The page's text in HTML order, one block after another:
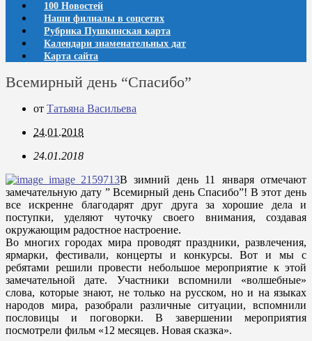
100 Новостей
Наши филиалы в соцсетях
Рубрика Пушкинская карта
Календари знаменательных дат
Карта сайта
Всемирный день “Спасибо”
от Татьяна Васильева
24.01.2018
24.01.2018
В зимний день 11 января отмечают
замечательную дату ” Всемирный день Спасибо”! В этот день
все искренне благодарят друг друга за хорошие дела и
поступки, уделяют чуточку своего внимания, создавая
окружающим радостное настроение.
Во многих городах мира проводят праздники, развлечения,
ярмарки, фестивали, концерты и конкурсы. Вот и мы с
ребятами решили провести небольшое мероприятие к этой
замечательной дате. Участники вспомнили «волшебные»
слова, которые знают, не только на русском, но и на языках
народов мира, разобрали различные ситуации, вспомнили
пословицы и поговорки. В завершении мероприятия
посмотрели фильм «12 месяцев. Новая сказка».